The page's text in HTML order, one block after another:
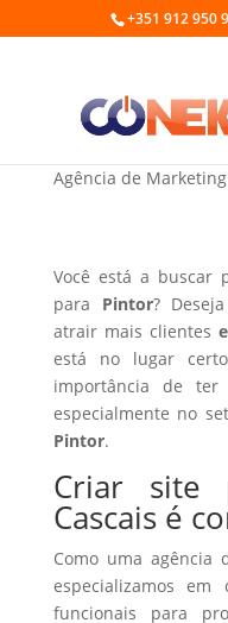
+351 912 950
Criar site para
Agência de
Você está a buscar
para Pintor?
atrair mais clientes
está no lugar
importância de ter
especialmente no
Pintor.
Criar site
Cascais é
Como uma agência
especializamos
funcionais para